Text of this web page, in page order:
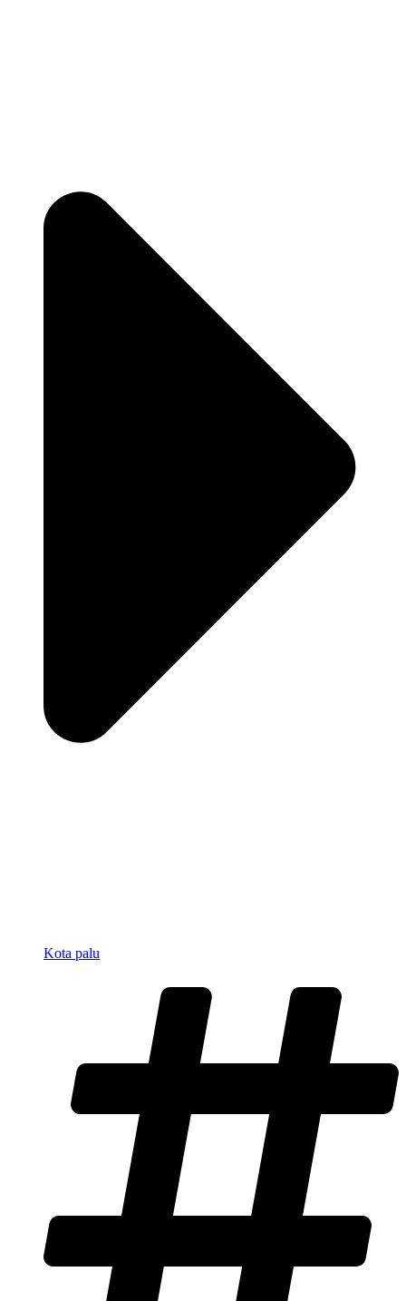
Kota palu